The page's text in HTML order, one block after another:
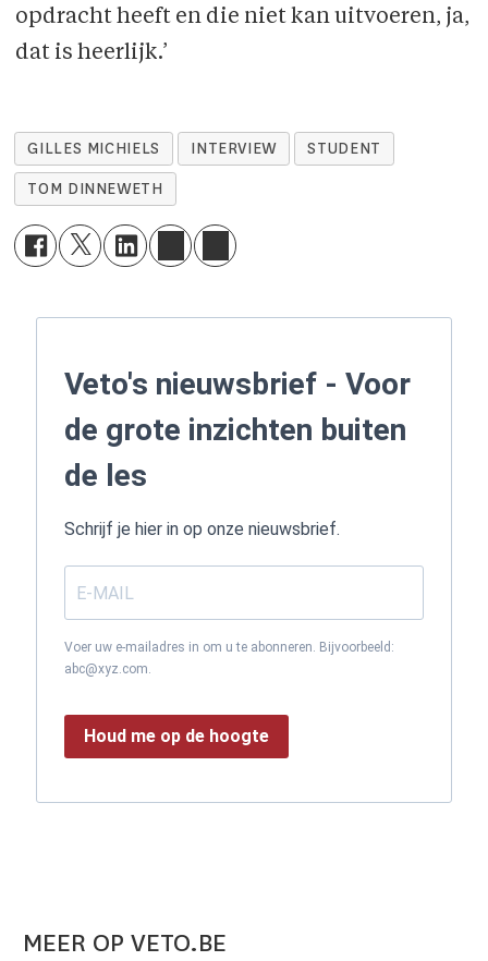
opdracht heeft en die niet kan uitvoeren, ja,
dat is heerlijk.’
GILLES MICHIELS INTERVIEW STUDENT
TOM DINNEWETH
Veto's nieuwsbrief - Voor
de grote inzichten buiten
de les
Schrijf je hier in op onze nieuwsbrief.
Voer uw e-mailadres in om u te abonneren. Bijvoorbeeld:
abc@xyz.com.
Houd me op de hoogte
MEER OP VETO.BE